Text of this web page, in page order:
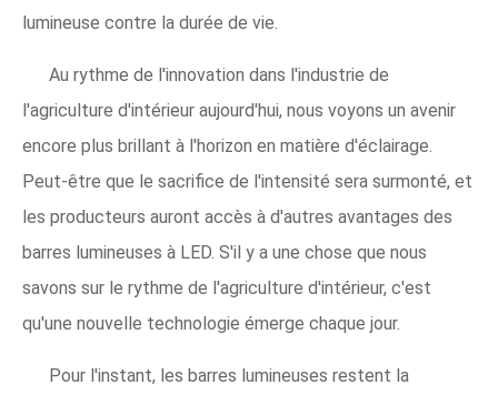
lumineuse contre la durée de vie.
Au rythme de l'innovation dans l'industrie de
l'agriculture d'intérieur aujourd'hui, nous voyons un avenir
encore plus brillant à l'horizon en matière d'éclairage.
Peut-être que le sacrifice de l'intensité sera surmonté, et
les producteurs auront accès à d'autres avantages des
barres lumineuses à LED. S'il y a une chose que nous
savons sur le rythme de l'agriculture d'intérieur, c'est
qu'une nouvelle technologie émerge chaque jour.
Pour l'instant, les barres lumineuses restent la